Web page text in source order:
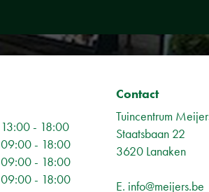
13:00 - 18:00
09:00 - 18:00
09:00 - 18:00
09:00 - 18:00
Contact
Tuincentrum
Staatsbaan 22
3620 Lanaken
E. info@meijers.be